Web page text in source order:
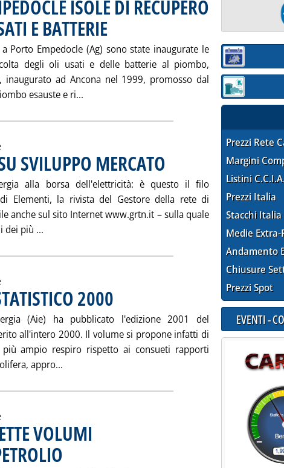
ISOLE DI RECUPERO
E BATTERIE
Porto Empedocle (Ag) sono state inaugurate le
degli oli usati e delle batterie al piombo,
inaugurato ad Ancona nel 1999, promosso dal
esauste e ri... Leggi tutta la notizia: 'A TRAPANI E P.TO
SVILUPPO MERCATO . Pubblicata sabato 22 settembre 2001
alla borsa dell'elettricità: è questo il filo
Elementi, la rivista del Gestore della rete di
anche sul sito Internet www.grtn.it – sulla quale
dei più ... Leggi tutta la notizia: '“ELEMENTI” (GRTN) SU SVILUPPO
2000 . Pubblicata sabato 22 settembre 2001 alle 14.58.
(Aie) ha pubblicato l'edizione 2001 del
all'intero 2000. Il volume si propone infatti di
ampio respiro rispetto ai consueti rapporti
appro... Leggi tutta la notizia: 'AIE: SUPPLEMENTO
VOLUMI
Sezione:
Sezione:
Prezzi Rete
Margini
Listini
Prezzi Italia
Stacchi Italia
Medie Extra-
Andamento
Chiusure
Prezzi Spot
EVENTI -